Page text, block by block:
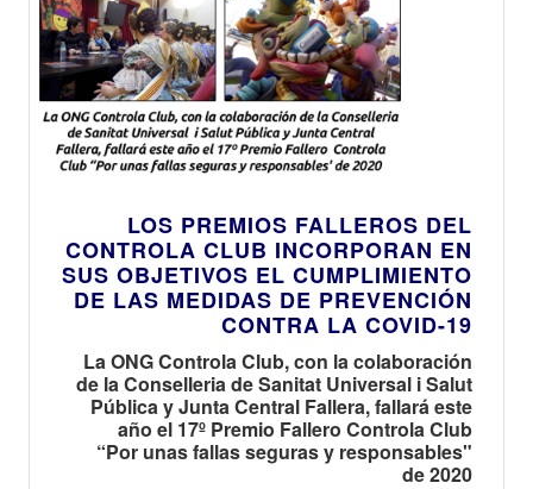
LOS PREMIOS FALLEROS DEL
CONTROLA CLUB INCORPORAN EN
SUS OBJETIVOS EL CUMPLIMIENTO
DE LAS MEDIDAS DE PREVENCIÓN
CONTRA LA COVID-19
La ONG Controla Club, con la colaboración
de la Conselleria de Sanitat Universal i Salut
Pública y Junta Central Fallera, fallará este
año el 17º Premio Fallero Controla Club
“Por unas fallas seguras y responsables"
de 2020